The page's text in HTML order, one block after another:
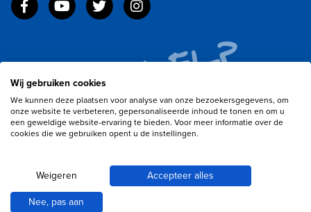
© 2026 Elzenaar NVM Makelaars |
Cookieverklaring
Wij gebruiken cookies
We kunnen deze plaatsen voor analyse van onze bezoekersgegevens, om
onze website te verbeteren, gepersonaliseerde inhoud te tonen en om u
een geweldige website-ervaring te bieden. Voor meer informatie over de
cookies die we gebruiken opent u de instellingen.
Weigeren Accepteer alles
Nee, pas aan